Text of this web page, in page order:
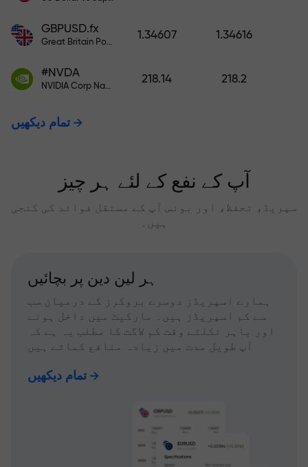
GBPUSD.fx
Great Britain Pound vs US Dollar
1.34607 1.34616
#NVDA
NVIDIA Corp Nasdaq Stock Exchange (Nasdaq) USD
218.14 218.2
تمام دیکھیں
آپ کے نفع کے لئے ہر چیز
سپریڈ، تحفظ، اور بونس آپ کے مستقل فوائد کی کنجی
ہیں۔
ہر لین دین پر بچائیں
ہمارے اسپریڈز دوسرے بروکرز کے درمیان سب
سے کم اسپریڈز ہیں۔ مارکیٹ میں داخل ہونے
اور باہر نکلتے وقت کم لاگت کا مطلب یہ ہے کہ
آپ طویل مدت میں زیادہ منافع کماتے ہیں
تمام دیکھیں